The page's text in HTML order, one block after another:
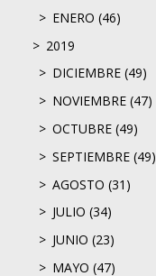
ENERO (46)
2019
DICIEMBRE (49)
NOVIEMBRE (47)
OCTUBRE (49)
SEPTIEMBRE (49)
AGOSTO (31)
JULIO (34)
JUNIO (23)
MAYO (47)